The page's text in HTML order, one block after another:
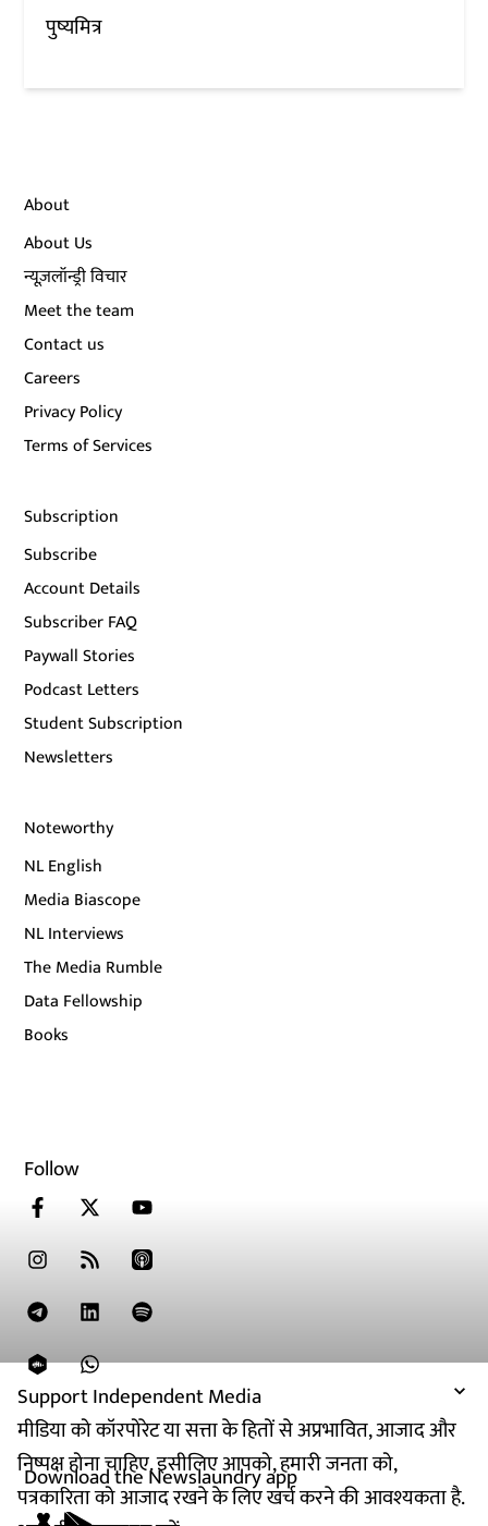
Support Independent Media
मीडिया को कॉरपोरेट या सत्ता के हितों से अप्रभावित, आजाद और
निष्पक्ष होना चाहिए. इसीलिए आपको, हमारी जनता को,
पत्रकारिता को आजाद रखने के लिए खर्च करने की आवश्यकता है.
पुष्यमित्र
About
About Us
न्यूज़लॉन्ड्री विचार
Meet the team
Contact us
Careers
Privacy Policy
Terms of Services
Subscription
Subscribe
Account Details
Subscriber FAQ
Paywall Stories
Podcast Letters
Student Subscription
Newsletters
Noteworthy
NL English
Media Biascope
NL Interviews
The Media Rumble
Data Fellowship
Books
Follow
Download the Newslaundry app